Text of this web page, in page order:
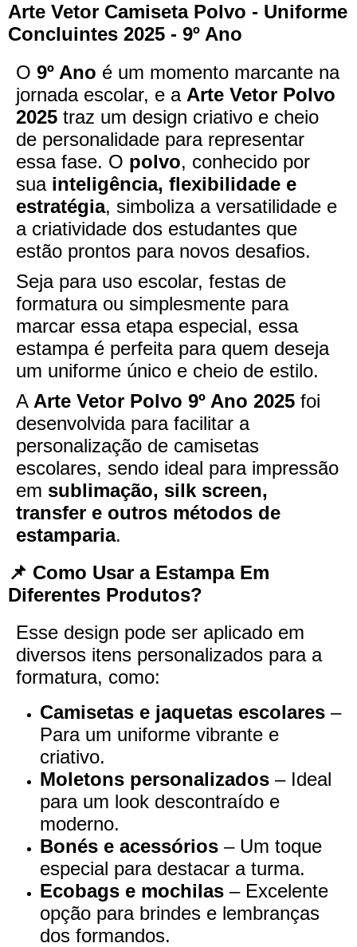
Arte Vetor Camiseta Polvo - Uniforme
Concluintes 2025 - 9º Ano
O 9º Ano é um momento marcante na
jornada escolar, e a Arte Vetor Polvo
2025 traz um design criativo e cheio
de personalidade para representar
essa fase. O polvo, conhecido por
sua inteligência, flexibilidade e
estratégia, simboliza a versatilidade e
a criatividade dos estudantes que
estão prontos para novos desafios.
Seja para uso escolar, festas de
formatura ou simplesmente para
marcar essa etapa especial, essa
estampa é perfeita para quem deseja
um uniforme único e cheio de estilo.
A Arte Vetor Polvo 9º Ano 2025 foi
desenvolvida para facilitar a
personalização de camisetas
escolares, sendo ideal para impressão
em sublimação, silk screen,
transfer e outros métodos de
estamparia.
📌 Como Usar a Estampa Em
Diferentes Produtos?
Esse design pode ser aplicado em
diversos itens personalizados para a
formatura, como:
Camisetas e jaquetas escolares –
Para um uniforme vibrante e
criativo.
Moletons personalizados – Ideal
para um look descontraído e
moderno.
Bonés e acessórios – Um toque
especial para destacar a turma.
Ecobags e mochilas – Excelente
opção para brindes e lembranças
dos formandos.